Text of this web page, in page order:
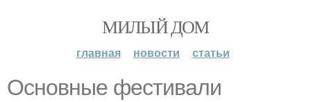
МИЛЫЙ ДОМ
главная новости статьи
Основные фестивали